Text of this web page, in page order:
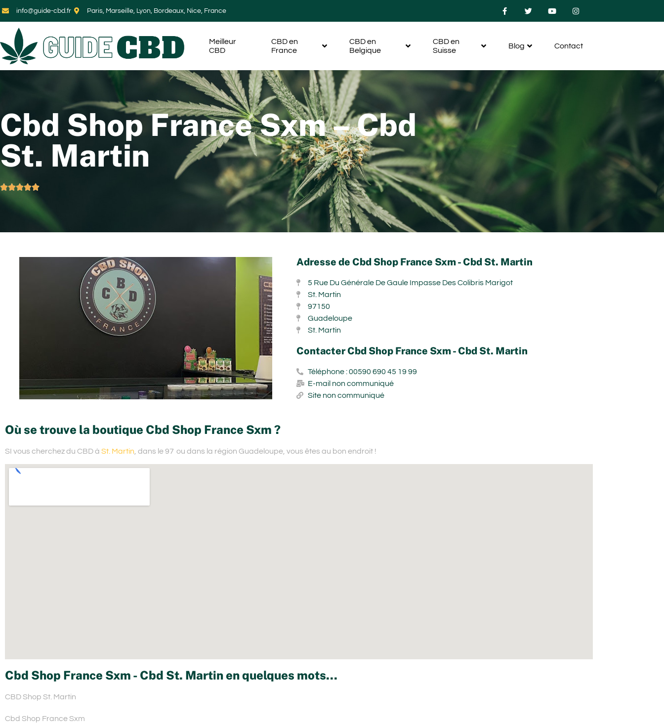
info@guide-cbd.fr Paris, Marseille, Lyon, Bordeaux, Nice, France
Meilleur
CBD
CBD en
France
CBD en
Belgique
CBD en
Suisse
Blog Contact
Cbd Shop France Sxm – Cbd
St. Martin

Adresse de Cbd Shop France Sxm - Cbd St. Martin
5 Rue Du Générale De Gaule Impasse Des Colibris Marigot
St. Martin
97150
Guadeloupe
St. Martin
Contacter Cbd Shop France Sxm - Cbd St. Martin
Téléphone : 00590 690 45 19 99
E-mail non communiqué
Site non communiqué
Où se trouve la boutique Cbd Shop France Sxm ?
SI vous cherchez du CBD à St. Martin , dans le 97 ou dans la région Guadeloupe, vous êtes au bon endroit !
Cbd Shop France Sxm - Cbd St. Martin en quelques mots...
CBD Shop St. Martin
Cbd Shop France Sxm